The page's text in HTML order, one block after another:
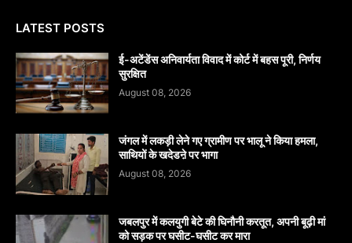
LATEST POSTS
​ई-अटेंडेंस अनिवार्यता विवाद में कोर्ट में बहस पूरी, निर्णय
सुरक्षित
August 08, 2026
जंगल में लकड़ी लेने गए ग्रामीण पर भालू ने किया हमला,
साथियों के खदेडऩे पर भागा
August 08, 2026
जबलपुर में कलयुगी बेटे की घिनौनी करतूत, अपनी बूढ़ी मां
को सड़क पर घसीट-घसीट कर मारा